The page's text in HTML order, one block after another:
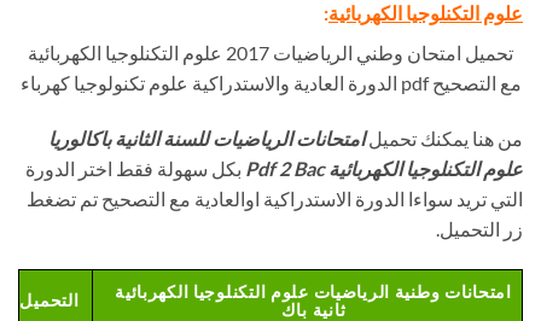
علوم التكنلوجيا الكهربائية:
تحميل امتحان وطني الرياضيات 2017 علوم التكنلوجيا الكهربائية
مع التصحيح pdf الدورة العادية والاستدراكية علوم تكنولوجيا كهرباء
من هنا يمكنك تحميلامتحانات الرياضيات للسنة الثانية باكالوريا
علوم التكنلوجيا الكهربائية Pdf 2 Bac
بكل سهولة فقط اختر الدورة
التي تريد سواءا الدورة الاستدراكية اوالعادية مع التصحيح تم تضغط
زر التحميل.
امتحانات وطنية الرياضيات علوم التكنلوجيا الكهربائية
ثانية باك
التحميل